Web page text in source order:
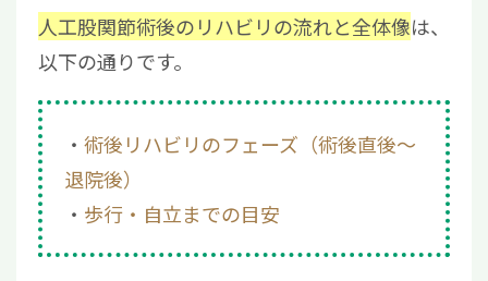
人工股関節術後のリハビリの流れと全体像は、
以下の通りです。
術後リハビリのフェーズ（術後直後～
退院後）
歩行・自立までの目安